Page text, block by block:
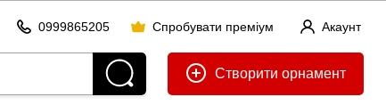
Акаунт
0999865205 Спробувати преміум
Створити